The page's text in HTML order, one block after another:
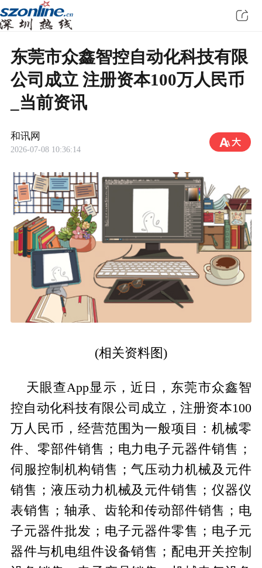
东莞市众鑫智控自动化科技有限
公司成立 注册资本100万人民币
_当前资讯
和讯网
2026-07-08 10:36:14
(相关资料图)
天眼查App显示，近日，东莞市众鑫智
控自动化科技有限公司成立，注册资本100
万人民币，经营范围为一般项目：机械零
件、零部件销售；电力电子元器件销售；
伺服控制机构销售；气压动力机械及元件
销售；液压动力机械及元件销售；仪器仪
表销售；轴承、齿轮和传动部件销售；电
子元器件批发；电子元器件零售；电子元
器件与机电组件设备销售；配电开关控制